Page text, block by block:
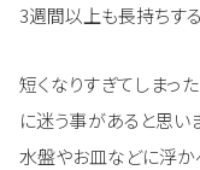
3週間以上も長持ちする
短くなりすぎてしま
に迷う事があると思い
水盤やお皿などに浮か